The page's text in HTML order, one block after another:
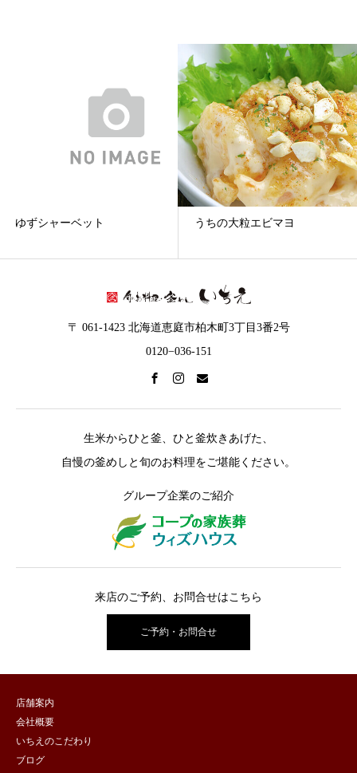
ゆずシャーベット うちの大粒エビマヨ
〒 061-1423 北海道恵庭市柏木町3丁目3番2号
0120−036-151
生米からひと釜、ひと釜炊きあげた、
自慢の釜めしと旬のお料理をご堪能ください。
グループ企業のご紹介
来店のご予約、お問合せはこちら
ご予約・お問合せ
店舗案内
会社概要
いちえのこだわり
ブログ